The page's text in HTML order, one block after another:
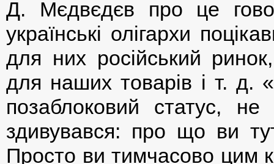
Д. Мєдвєдєв про це
українські олігархи
для них російський
для наших товарів і т. д.
позаблоковий статус,
здивувався: про що ви
Просто ви тимчасово цим